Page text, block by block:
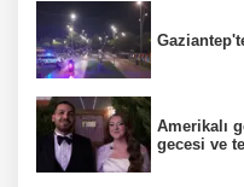
Amerikalı
gecesi ve